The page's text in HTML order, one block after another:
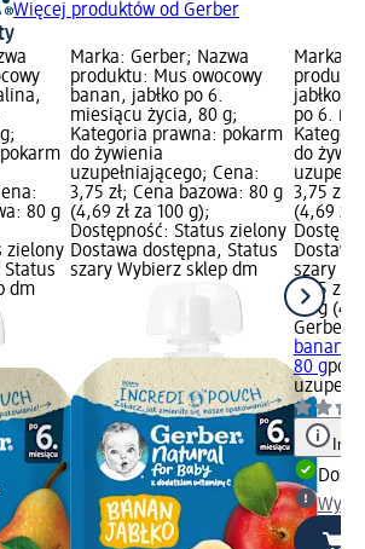
Więcej produktów od Gerber
80 g
zielony
Status
dm
Marka: Gerber; Nazwa
produktu: Mus owocowy
banan, jabłko po 6.
miesiącu życia, 80 g;
Kategoria prawna: pokarm
do żywienia
uzupełniającego; Cena:
3,75 zł; Cena bazowa: 80 g
(4,69 zł za 100 g);
Dostępność: Status zielony
Dostawa dostępna, Status
szary Wybierz sklep dm
Marka:
jabłko,
po 6.
do
3,75 zł;
(4,69 zł
szary
3,75 zł
80 g
Gerber
banan,
80 g